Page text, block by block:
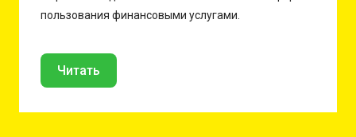
пользования финансовыми услугами.
Читать